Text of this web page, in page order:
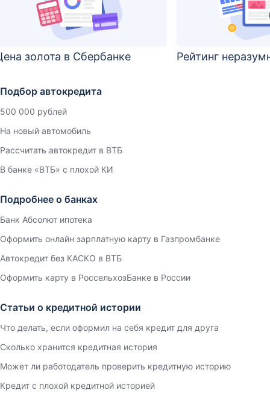
золота в Сбербанке Рейтинг
Подбор автокредита
500 000 рублей
На новый автомобиль
Рассчитать автокредит в ВТБ
В банке «ВТБ» с плохой КИ
Подробнее о банках
Банк Абсолют ипотека
Оформить онлайн зарплатную карту в Газпромбанке
Автокредит без КАСКО в ВТБ
Оформить карту в РоссельхозБанке в России
Статьи о кредитной истории
Что делать, если оформил на себя кредит для друга
Сколько хранится кредитная история
Может ли работодатель проверить кредитную историю
Кредит с плохой кредитной историей